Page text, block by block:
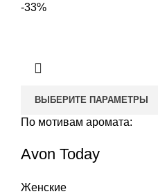
-33%
ВЫБЕРИТЕ ПАРАМЕТРЫ
По мотивам аромата:
Avon Today
Женские